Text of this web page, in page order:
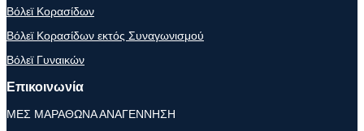
Βόλεϊ Κορασίδων
Βόλεϊ Κορασίδων εκτός Συναγωνισμού
Βόλεϊ Γυναικών
Επικοινωνία
ΜΕΣ ΜΑΡΑΘΩΝΑ ΑΝΑΓΕΝΝΗΣΗ